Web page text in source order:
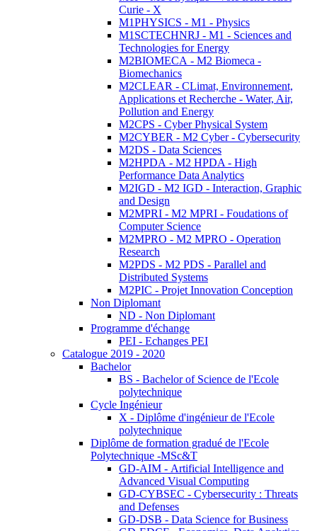
Curie - X
M1PHYSICS - M1 - Physics
M1SCTECHNRJ - M1 - Sciences and
Technologies for Energy
M2BIOMECA - M2 Biomeca -
Biomechanics
M2CLEAR - CLimat, Environnement,
Applications et Recherche - Water, Air,
Pollution and Energy
M2CPS - Cyber Physical System
M2CYBER - M2 Cyber - Cybersecurity
M2DS - Data Sciences
M2HPDA - M2 HPDA - High
Performance Data Analytics
M2IGD - M2 IGD - Interaction, Graphic
and Design
M2MPRI - M2 MPRI - Foudations of
Computer Science
M2MPRO - M2 MPRO - Operation
Research
M2PDS - M2 PDS - Parallel and
Distributed Systems
M2PIC - Projet Innovation Conception
Non Diplomant
ND - Non Diplomant
Programme d'échange
PEI - Echanges PEI
Catalogue 2019 - 2020
Bachelor
BS - Bachelor of Science de l'Ecole
polytechnique
Cycle Ingénieur
X - Diplôme d'ingénieur de l'Ecole
polytechnique
Diplôme de formation gradué de l'Ecole
Polytechnique -MSc&T
GD-AIM - Artificial Intelligence and
Advanced Visual Computing
GD-CYBSEC - Cybersecurity : Threats
and Defenses
GD-DSB - Data Science for Business